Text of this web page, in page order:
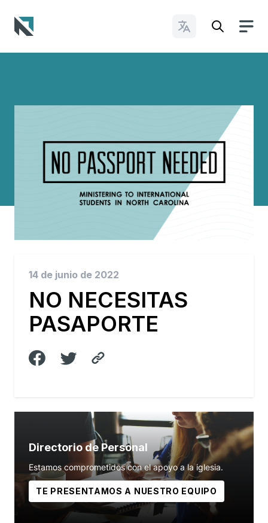
Cambiar idioma
14 de junio de 2022
NO NECESITAS
PASAPORTE
Directorio de Personal
Estamos comprometidos con el apoyo a la iglesia.
TE PRESENTAMOS A NUESTRO EQUIPO